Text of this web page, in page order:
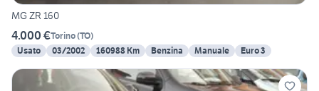
MG ZR 160
4.000 €Torino(TO)
Usato
03/2002 160988 Km Benzina Manuale Euro 3